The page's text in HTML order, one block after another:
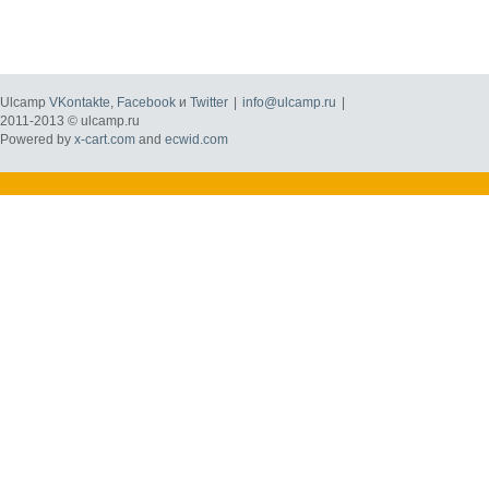
Ulcamp VKontakte, Facebook и Twitter info@ulcamp.ru
2011-2013 © ulcamp.ru
Powered by x-cart.com and ecwid.com